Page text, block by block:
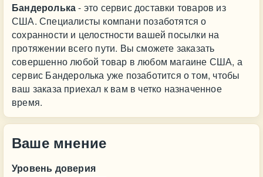
Бандеролька- это сервис доставки товаров из
США. Специалисты компани позаботятся о
сохранности и целостности вашей посылки на
протяжении всего пути. Вы сможете заказать
совершенно любой товар в любом магаине США, а
сервис Бандеролька уже позаботится о том, чтобы
ваш заказа приехал к вам в четко назначенное
время.
Ваше мнение
Уровень доверия